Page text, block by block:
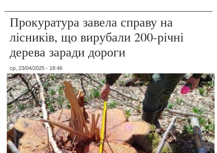
Прокуратура завела справу на
лісників, що вирубали 200-річні
дерева заради дороги
ср, 23/04/2025 - 18:46